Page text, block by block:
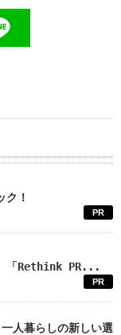
ク！
PR
。「Rethink PR...
PR
人暮らしの新しい選